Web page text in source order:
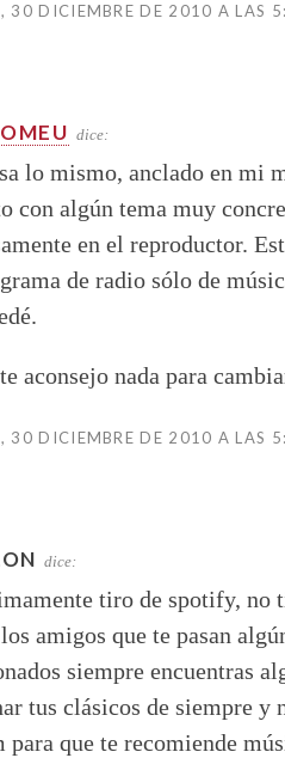
30 DICIEMBRE DE 2010 A LAS
dice:
lo mismo, anclado en mi
con algún tema muy
en el reproductor.
de radio sólo de
aconsejo nada para
30 DICIEMBRE DE 2010 A LAS
dice:
tiro de spotify, no
amigos que te pasan
siempre encuentras
tus clásicos de siempre y
para que te recomiende